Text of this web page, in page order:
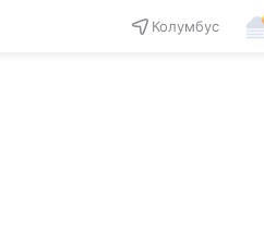
Колумбус